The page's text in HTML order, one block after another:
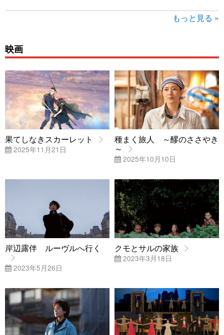
もっと見る »
映画
果てしなきスカーレット
2025年11月21日
種まく旅人 ～醪のささやき
～
2025年10月10日
岸辺露伴 ルーヴルへ行く
2023年5月26日
クモとサルの家族
2023年3月18日